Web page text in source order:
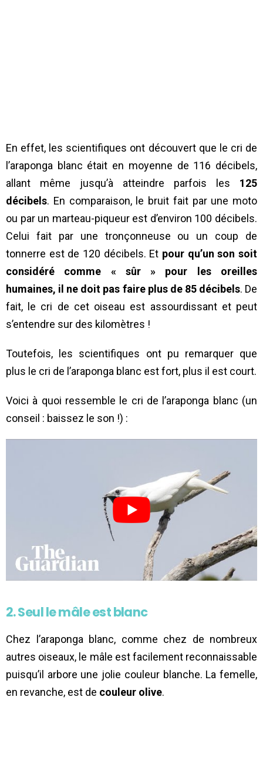
En effet, les scientifiques ont découvert que le cri de
l’araponga blanc était en moyenne de 116 décibels,
allant même jusqu’à atteindre parfois les 125
décibels. En comparaison, le bruit fait par une moto
ou par un marteau-piqueur est d’environ 100 décibels.
Celui fait par une tronçonneuse ou un coup de
tonnerre est de 120 décibels. Et pour qu’un son soit
considéré comme « sûr » pour les oreilles
humaines, il ne doit pas faire plus de 85 décibels. De
fait, le cri de cet oiseau est assourdissant et peut
s’entendre sur des kilomètres !
Toutefois, les scientifiques ont pu remarquer que
plus le cri de l’araponga blanc est fort, plus il est court.
Voici à quoi ressemble le cri de l’araponga blanc (un
conseil : baissez le son !) :
2. Seul le mâle est blanc
Chez l’araponga blanc, comme chez de nombreux
autres oiseaux, le mâle est facilement reconnaissable
puisqu’il arbore une jolie couleur blanche. La femelle,
en revanche, est de couleur olive.